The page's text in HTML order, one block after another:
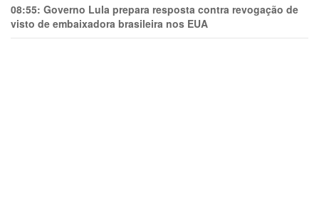
08:55: Governo Lula prepara resposta contra revogação de
visto de embaixadora brasileira nos EUA